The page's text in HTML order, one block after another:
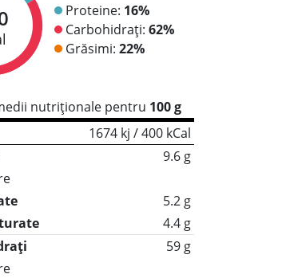
Proteine: 16%
Carbohidrați: 62%
Grăsimi: 22%
nutriționale pentru 100 g
1674 kj / 400 kCal
9.6 g
5.2 g
4.4 g
59 g